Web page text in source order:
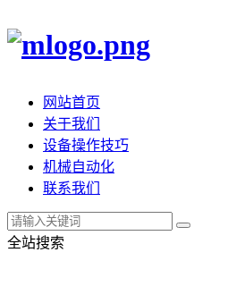
网站首页
关于我们
设备操作技巧
机械自动化
联系我们
全站搜索